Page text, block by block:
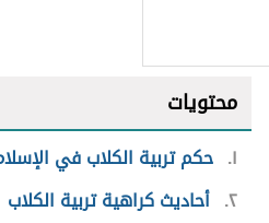
محتويات
١ حكم تربية الكلاب في
٢ أحاديث كراهية تربية الكلاب